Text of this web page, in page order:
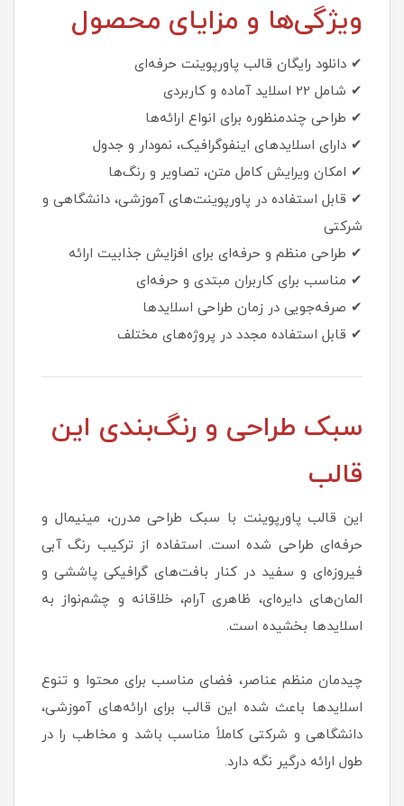
ویژگی‌ها و مزایای محصول
✔ دانلود رایگان قالب پاورپوینت حرفه‌ای
✔ شامل 22 اسلاید آماده و کاربردی
✔ طراحی چندمنظوره برای انواع ارائه‌ها
✔ دارای اسلایدهای اینفوگرافیک، نمودار و جدول
✔ امکان ویرایش کامل متن، تصاویر و رنگ‌ها
✔ قابل استفاده در پاورپوینت‌های آموزشی، دانشگاهی و
شرکتی
✔ طراحی منظم و حرفه‌ای برای افزایش جذابیت ارائه
✔ مناسب برای کاربران مبتدی و حرفه‌ای
✔ صرفه‌جویی در زمان طراحی اسلایدها
✔ قابل استفاده مجدد در پروژه‌های مختلف
سبک طراحی و رنگ‌بندی این
قالب
این قالب پاورپوینت با سبک طراحی مدرن، مینیمال و
حرفه‌ای طراحی شده است. استفاده از ترکیب رنگ آبی
فیروزه‌ای و سفید در کنار بافت‌های گرافیکی پاششی و
المان‌های دایره‌ای، ظاهری آرام، خلاقانه و چشم‌نواز به
اسلایدها بخشیده است.
چیدمان منظم عناصر، فضای مناسب برای محتوا و تنوع
اسلایدها باعث شده این قالب برای ارائه‌های آموزشی،
دانشگاهی و شرکتی کاملاً مناسب باشد و مخاطب را در
طول ارائه درگیر نگه دارد.